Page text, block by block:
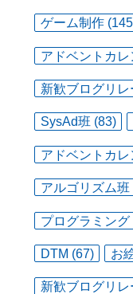
ゲーム制作
アドベントカ
新歓ブログリ
SysAd班 (83)
アドベントカ
アルゴリズム班
プログラミング
DTM (67) お
新歓ブログリ